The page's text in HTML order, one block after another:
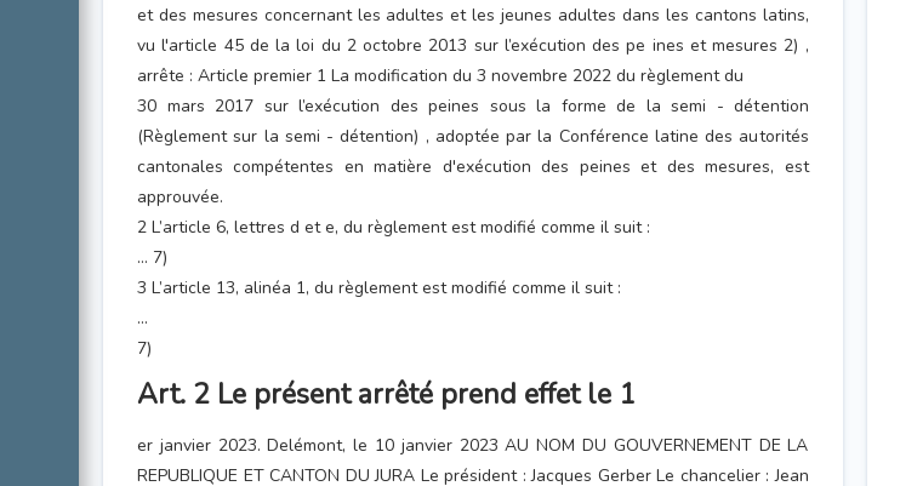
et des mesures concernant les adultes et les jeunes adultes dans les cantons latins,
vu l'article 45 de la loi du 2 octobre 2013 sur l’exécution des pe ines et mesures 2) ,
arrête : Article premier 1 La modification du 3 novembre 2022 du règlement du
30 mars 2017 sur l’exécution des peines sous la forme de la semi - détention
(Règlement sur la semi - détention) , adoptée par la Conférence latine des autorités
cantonales compétentes en matière d'exécution des peines et des mesures, est
approuvée.
2 L’article 6, lettres d et e, du règlement est modifié comme il suit :
... 7)
3 L’article 13, alinéa 1, du règlement est modifié comme il suit :
...
7)
Art. 2 Le présent arrêté prend effet le 1
er janvier 2023. Delémont, le 10 janvier 2023 AU NOM DU GOUVERNEMENT DE LA
REPUBLIQUE ET CANTON DU JURA Le président : Jacques Gerber Le chancelier : Jean